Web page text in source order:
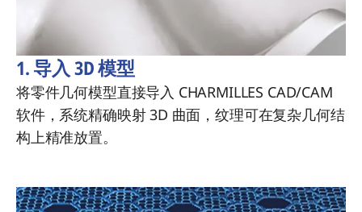
1. 导入 3D 模型
将零件几何模型直接导入 CHARMILLES CAD/CAM
软件，系统精确映射 3D 曲面，纹理可在复杂几何结
构上精准放置。